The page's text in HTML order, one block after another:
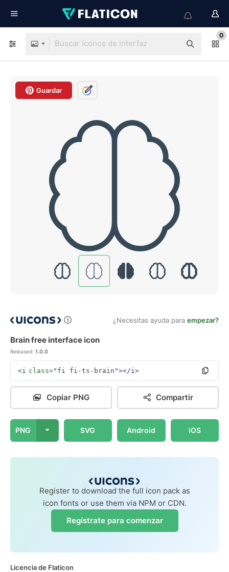
0
Guardar
¿Necesitas ayuda para empezar?
Brain free interface icon
Released: 1.0.0
<i class="fi fi-ts-brain"></i>
Copiar PNG Compartir
PNG SVG Android iOS
Register to download the full icon pack as
icon fonts or use them via NPM or CDN.
Regístrate para comenzar
Licencia de Flaticon